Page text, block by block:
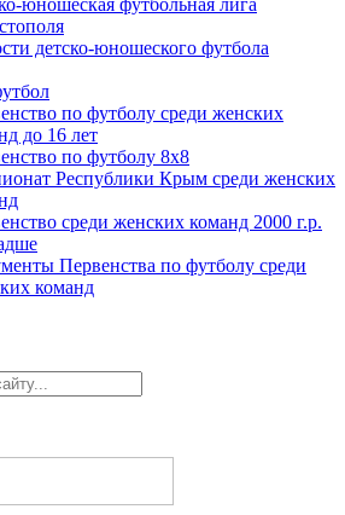
юношеская футбольная лига
детско-юношеского футбола
по футболу среди женских
до 16 лет
по футболу 8х8
Республики Крым среди женских
среди женских команд 2000 г.р.
Первенства по футболу среди
команд